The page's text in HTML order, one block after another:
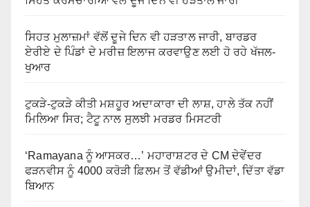
ਸਿਹਤ ਮੁਲਾਜ਼ਮਾਂ ਵੱਲੋਂ ਦੂਜੇ ਦਿਨ ਵੀ ਹੜਤਾਲ ਜਾਰੀ, ਬਾਰਡਰ
ਏਰੀਏ ਦੇ ਪਿੰਡਾਂ ਦੇ ਮਰੀਜ਼ ਇਲਾਜ ਕਰਵਾਉਣ ਲਈ ਹੋ ਰਹੇ ਖੱਜਲ-
ਖੁਆਰ
ਟੁਕੜੇ-ਟੁਕੜੇ ਕੀਤੀ ਮਸ਼ਹੂਰ ਅਦਾਕਾਰਾ ਦੀ ਲਾਸ਼, ਹਾਲੇ ਤੱਕ ਨਹੀਂ
ਮਿਲਿਆ ਸਿਰ; ਟੈਟੂ ਨਾਲ ਸੁਲਝੀ ਮਰਡਰ ਮਿਸਟਰੀ
‘Ramayana ਨੂੰ ਆਸਕਰ…’ ਮਹਾਰਾਸ਼ਟਰ ਦੇ CM ਦੇਵੇਂਦਰ
ਫੜਨਵੀਸ ਨੂੰ 4000 ਕਰੋੜੀ ਫ਼ਿਲਮ ਤੋਂ ਵੱਡੀਆਂ ਉਮੀਦਾਂ, ਦਿੱਤਾ ਵੱਡਾ
ਬਿਆਨ